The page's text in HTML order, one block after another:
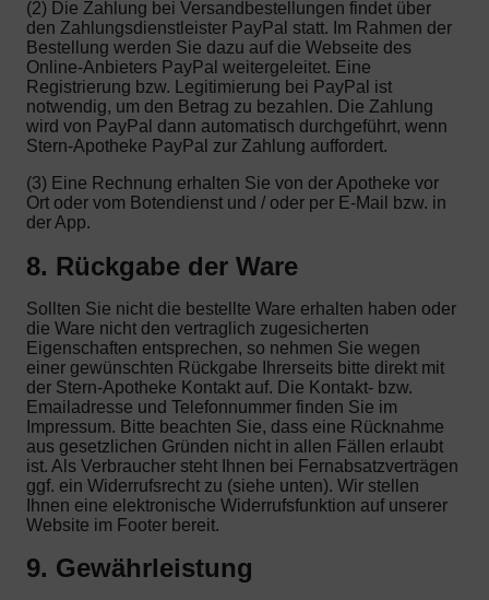
(2) Die Zahlung bei Versandbestellungen findet über
den Zahlungsdienstleister PayPal statt. Im Rahmen der
Bestellung werden Sie dazu auf die Webseite des
Online-Anbieters PayPal weitergeleitet. Eine
Registrierung bzw. Legitimierung bei PayPal ist
notwendig, um den Betrag zu bezahlen. Die Zahlung
wird von PayPal dann automatisch durchgeführt, wenn
Stern-Apotheke PayPal zur Zahlung auffordert.
(3) Eine Rechnung erhalten Sie von der Apotheke vor
Ort oder vom Botendienst und / oder per E-Mail bzw. in
der App.
8. Rückgabe der Ware
Sollten Sie nicht die bestellte Ware erhalten haben oder
die Ware nicht den vertraglich zugesicherten
Eigenschaften entsprechen, so nehmen Sie wegen
einer gewünschten Rückgabe Ihrerseits bitte direkt mit
der Stern-Apotheke Kontakt auf. Die Kontakt- bzw.
Emailadresse und Telefonnummer finden Sie im
Impressum. Bitte beachten Sie, dass eine Rücknahme
aus gesetzlichen Gründen nicht in allen Fällen erlaubt
ist. Als Verbraucher steht Ihnen bei Fernabsatzverträgen
ggf. ein Widerrufsrecht zu (siehe unten). Wir stellen
Ihnen eine elektronische Widerrufsfunktion auf unserer
Website im Footer bereit.
9. Gewährleistung